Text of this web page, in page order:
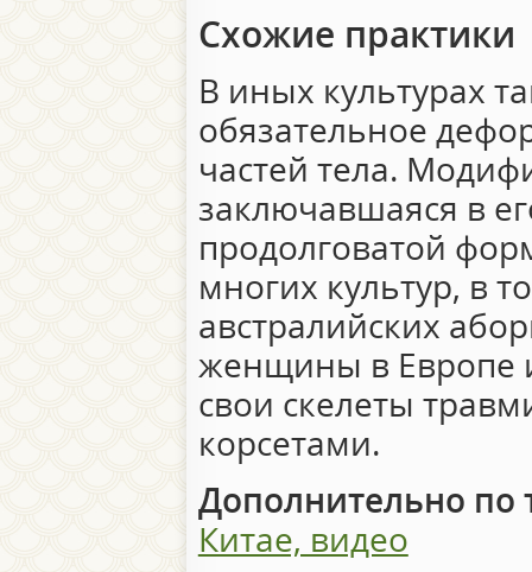
Схожие практики
В иных культурах
обязательное
частей тела.
заключавшаяся в
продолговатой
многих культур, в
австралийских
женщины в Европе
свои скелеты
корсетами.
Дополнительно по
Китае, видео